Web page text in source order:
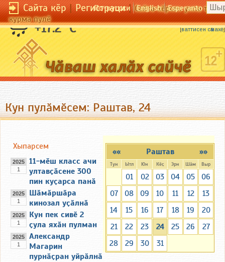
Сайта кӗр|Регистраци|Сайта кӗрсен унпа
курма пулӗ
По-русски English Esperanto
+17.2 °C Пере пӗлмен ал туйи пуҫа килсе вӑрӑнать.
[ваттисен сӑмахӗ]
Кун пулӑмӗсем: Раштав, 24
»»
«« Раштав
Тун Ытл Юн Кӗҫ Эрн Шӑм Выр
01 02 03 04 05
06
07
08 09 10 11 12
13
14
15 16 17 18 19
20
21
22 23 24 25 26
27
28
29 30 31
Хыпарсем
2025
1
11-мӗш класс ачи
ултавҫӑсене 300
пин куҫарса панӑ
2025
1
Шӑмӑршӑра
кинозал уҫӑлнӑ
2025
1
Кун пек сивӗ 2
ҫула яхӑн пулман
2025
1
Александр
Магарин
пурнӑҫран уйрӑлнӑ